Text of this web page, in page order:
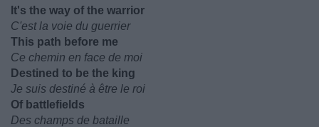
It's the way of the warrior
C'est la voie du guerrier
This path before me
Ce chemin en face de moi
Destined to be the king
Je suis destiné à être le roi
Of battlefields
Des champs de bataille